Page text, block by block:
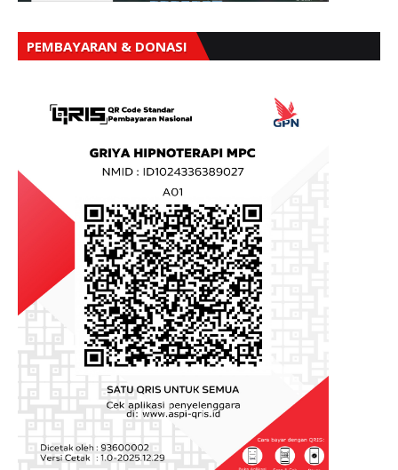
PEMBAYARAN & DONASI